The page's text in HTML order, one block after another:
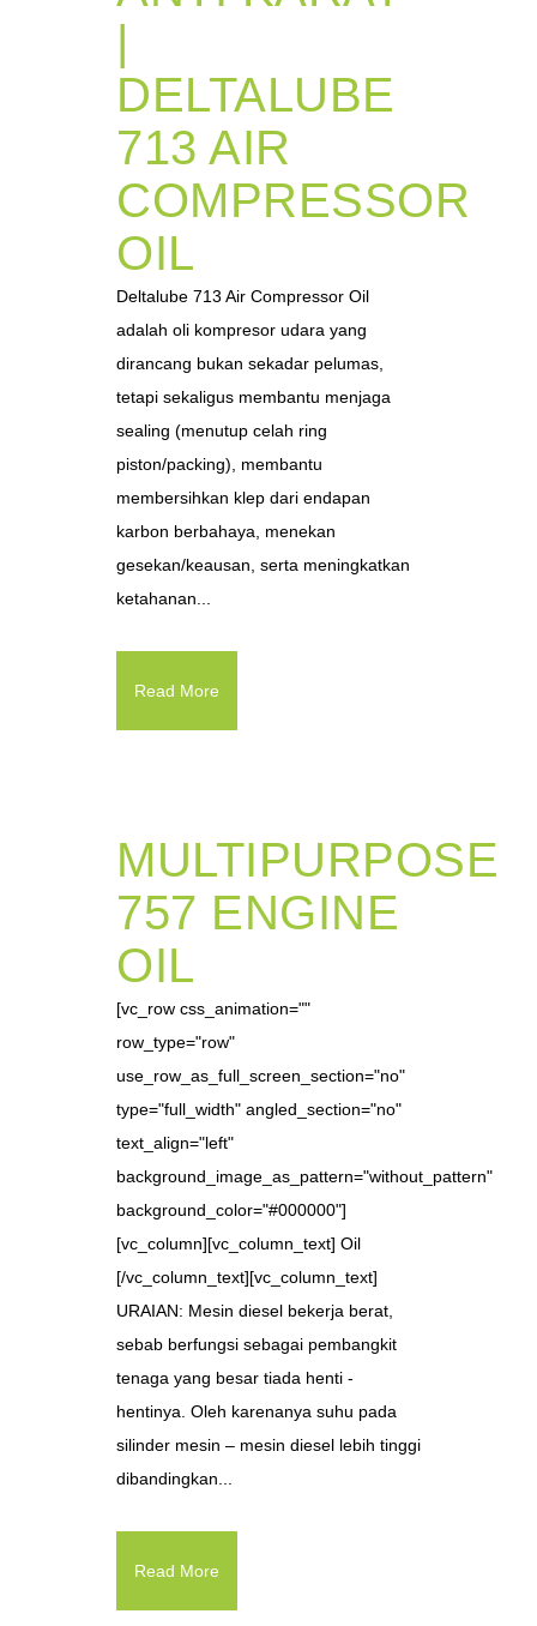
|
DELTALUBE
713 AIR
COMPRESSOR
OIL
Deltalube 713 Air Compressor Oil
adalah oli kompresor udara yang
dirancang bukan sekadar pelumas,
tetapi sekaligus membantu menjaga
sealing (menutup celah ring
piston/packing), membantu
membersihkan klep dari endapan
karbon berbahaya, menekan
gesekan/keausan, serta meningkatkan
ketahanan...
Read More
MULTIPURPOSE
757 ENGINE
OIL
[vc_row css_animation=""
row_type="row"
use_row_as_full_screen_section="no"
type="full_width" angled_section="no"
text_align="left"
background_image_as_pattern="without_pattern"
background_color="#000000"]
[vc_column][vc_column_text] Oil
[/vc_column_text][vc_column_text]
URAIAN: Mesin diesel bekerja berat,
sebab berfungsi sebagai pembangkit
tenaga yang besar tiada henti -
hentinya. Oleh karenanya suhu pada
silinder mesin – mesin diesel lebih tinggi
dibandingkan...
Read More